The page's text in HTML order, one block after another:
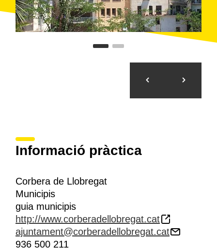
Informació pràctica
Corbera de Llobregat
Municipis
guia municipis
http://www.corberadellobregat.cat
ajuntament@corberadellobregat.cat
936 500 211